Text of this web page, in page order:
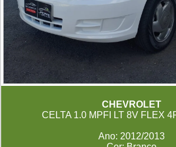
CHEVROLET
CELTA 1.0 MPFI LT 8V FLEX
Ano: 2012/2013